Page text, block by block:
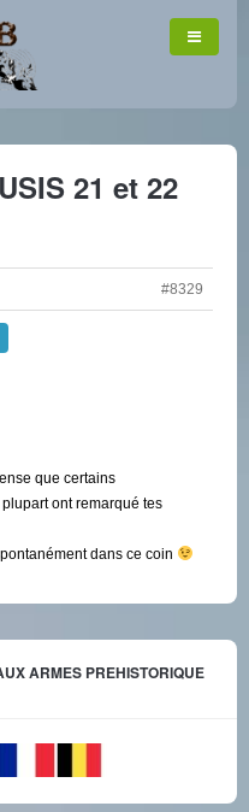
21 et 22
#8329
que certains
ont remarqué tes
dans ce coin
ARMES PREHISTORIQUE